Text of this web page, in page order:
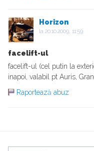
Horizon
la 20.10.2009, 11:59
facelift-ul
facelift-ul (cel putin la
inapoi, valabil pt Auris,
Raportează abuz